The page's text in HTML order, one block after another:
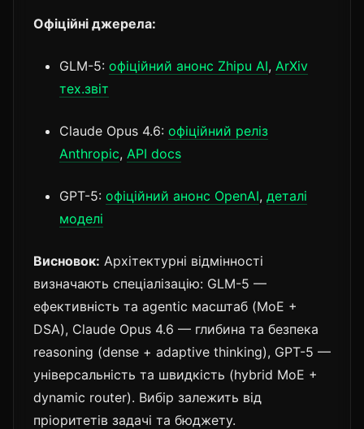
Офіційні джерела:
GLM-5: офіційний анонс Zhipu AI, ArXiv
тех.звіт
Claude Opus 4.6: офіційний реліз
Anthropic, API docs
GPT-5: офіційний анонс OpenAI, деталі
моделі
Висновок: Архітектурні відмінності
визначають спеціалізацію: GLM-5 —
ефективність та agentic масштаб (MoE +
DSA), Claude Opus 4.6 — глибина та безпека
reasoning (dense + adaptive thinking), GPT-5 —
універсальність та швидкість (hybrid MoE +
dynamic router). Вибір залежить від
пріоритетів задачі та бюджету.